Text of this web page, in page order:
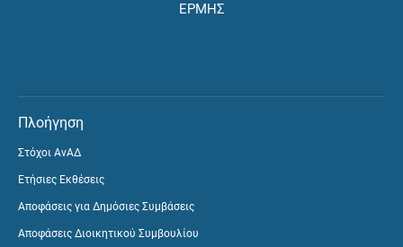
ΕΡΜΗΣ
Πλοήγηση
Στόχοι ΑνΑΔ
Ετήσιες Εκθέσεις
Αποφάσεις για Δημόσιες Συμβάσεις
Αποφάσεις Διοικητικού Συμβουλίου